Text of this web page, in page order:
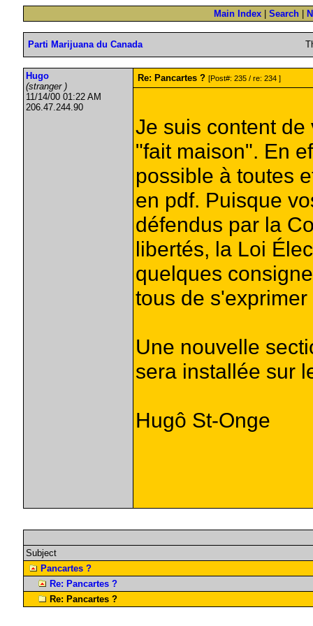
Main Index Search
Parti Marijuana du Canada
Hugo
(stranger )
11/14/00 01:22 AM
206.47.244.90
Re: Pancartes ? [Post#: 235 / re: 234 ]
Je suis content
"fait maison". En
possible à toutes
en pdf. Puisque
défendus par la
libertés, la Loi
quelques
tous de
Une nouvelle
sera installée sur
Hugô St-Onge
Subject
Pancartes ?
Re: Pancartes ?
Re: Pancartes ?